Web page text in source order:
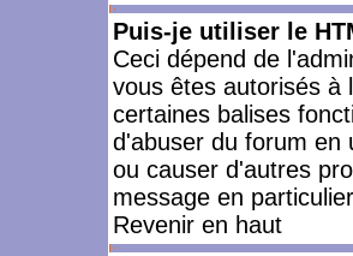
Puis-je utiliser le
Ceci dépend de
vous êtes autorisés à
certaines balises
d'abuser du forum en
ou causer d'autres
message en
Revenir en haut